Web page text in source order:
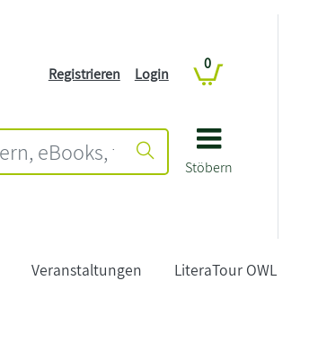
Stöbern
Registrieren Login
0
Veranstaltungen LiteraTour OWL